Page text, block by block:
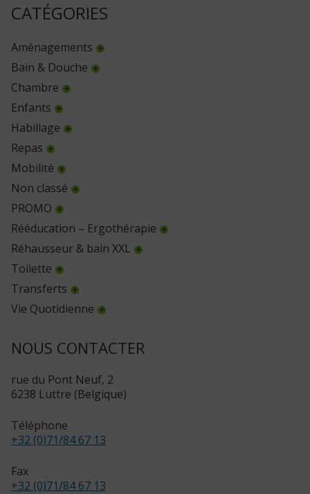
CATÉGORIES
Aménagements
Bain & Douche
Chambre
Enfants
Habillage
Repas
Mobilité
Non classé
PROMO
Rééducation – Ergothérapie
Réhausseur & bain XXL
Toilette
Transferts
Vie Quotidienne
NOUS CONTACTER
rue du Pont Neuf, 2
6238 Luttre (Belgique)
Téléphone
+32 (0)71/84 67 13
Fax
+32 (0)71/84 67 13